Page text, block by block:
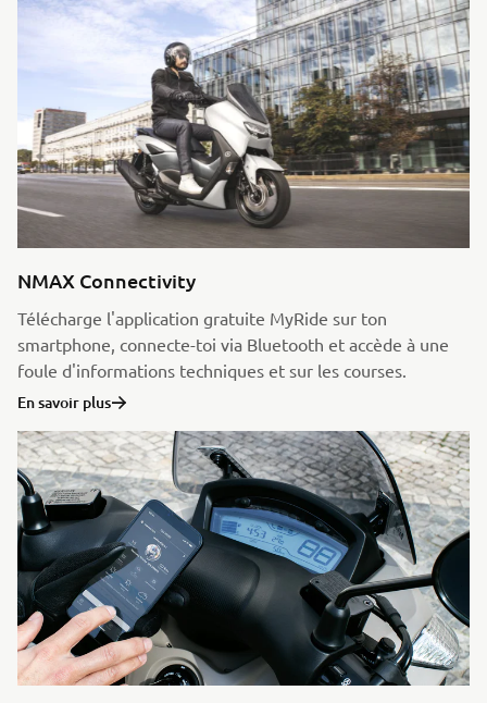
NMAX Connectivity
Télécharge l'application gratuite MyRide sur ton
smartphone, connecte-toi via Bluetooth et accède à une
foule d'informations techniques et sur les courses.
En savoir plus